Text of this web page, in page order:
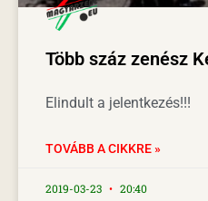
Több száz zenész
Elindult a jelentkezés!!!
TOVÁBB A CIKKRE »
2019-03-23 20:40